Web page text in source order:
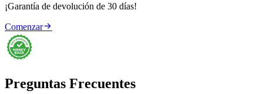
¡Garantía de devolución de 30 días!
Comenzar
Preguntas Frecuentes